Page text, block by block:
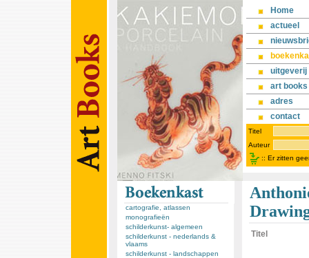
Home
actueel
uitgeverij
art books
adres
contact
Titel
Auteur
:: Er zitten
cartografie, atlassen
monografieën
schilderkunst- algemeen
schilderkunst - nederlands &
vlaams
schilderkunst - landschappen
Titel